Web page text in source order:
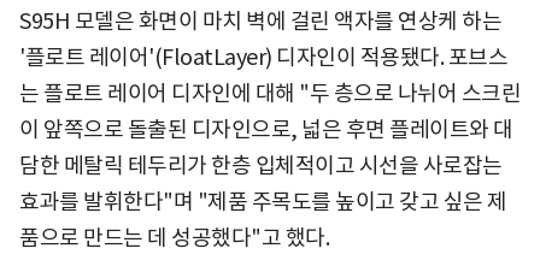
S95H 모델은 화면이 마치 벽에 걸린 액자를 연상케 하는
'플로트 레이어'(FloatLayer) 디자인이 적용됐다. 포브스
는 플로트 레이어 디자인에 대해 "두 층으로 나뉘어 스크린
이 앞쪽으로 돌출된 디자인으로, 넓은 후면 플레이트와 대
담한 메탈릭 테두리가 한층 입체적이고 시선을 사로잡는
효과를 발휘한다"며 "제품 주목도를 높이고 갖고 싶은 제
품으로 만드는 데 성공했다"고 했다.